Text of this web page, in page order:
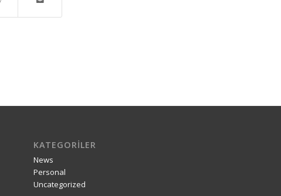
KATEGORILER
News
Personal
Uncategorized